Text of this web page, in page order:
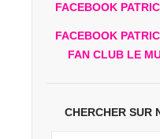
FACEBOOK
FACEBOOK
FAN CLUB LE
CHERCHER SUR